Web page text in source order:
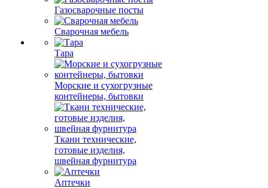
Газосварочные посты
Сварочная мебель
Тара
Морские и сухогрузные
контейнеры, бытовки
Ткани технические,
готовые изделия,
швейная фурнитура
Аптечки